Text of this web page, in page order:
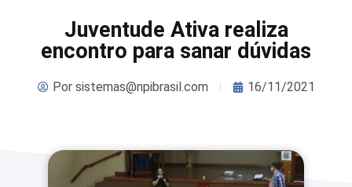
Juventude Ativa realiza
encontro para sanar dúvidas
Porsistemas@npibrasil.com 16/11/2021